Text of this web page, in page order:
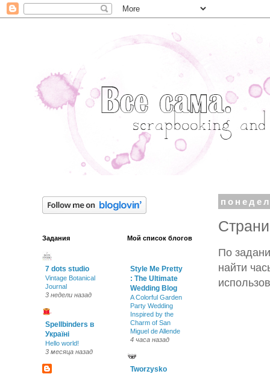
По
найти
Задания
7 dots studio
Vintage Botanical
Journal
3 недели назад
Spellbinders в
Україні
Hello world!
3 месяца назад
Мой список блогов
Style Me Pretty
: The Ultimate
Wedding Blog
A Colorful Garden
Party Wedding
Inspired by the
Charm of San
Miguel de Allende
4 часа назад
Tworzysko